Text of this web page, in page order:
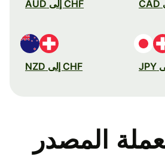
CHF إلى AUD
CHF إلى NZD
المصدر